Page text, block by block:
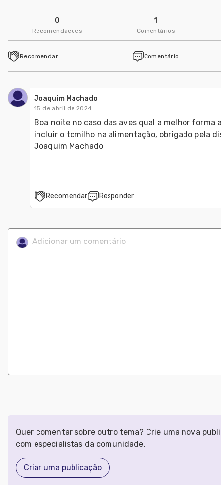
0
Recomendações
1
Comentários
Recomendar Comentário
Joaquim Machado
15 de abril de 2024
Boa noite no caso das aves qual a melhor forma
incluir o tomilho na alimentação, obrigado pela
Joaquim Machado
Recomendar Responder
Quer comentar sobre outro tema? Crie uma nova
com especialistas da comunidade.
Criar uma publicação